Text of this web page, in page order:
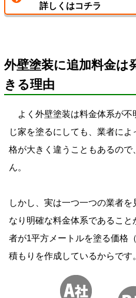
詳しくはコチラ
外壁塗装に追加料金は
きる理由
よく外壁塗装は料金体系が不
じ家を塗るにしても、業者に
格が大きく違うこともあるの
ん。
しかし、実は一つ一つの業者
なり明確な料金体系であるこ
者が1平方メートルを塗る価格
積もりを作成しているからです。